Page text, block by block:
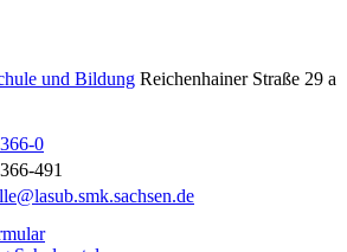
und Bildung Reichenhainer Straße 29 a
0
491